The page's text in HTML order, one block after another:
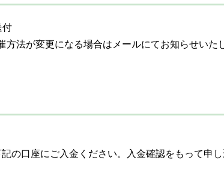
付
方法が変更になる場合はメールにてお知らせいた
の口座にご入金ください。入金確認をもって申